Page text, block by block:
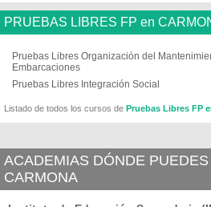
PRUEBAS LIBRES FP en
Pruebas Libres Organización del
Embarcaciones
Pruebas Libres Integración Social
Listado de todos los cursos de Pruebas Libres FP
ACADEMIAS DÓNDE
CARMONA